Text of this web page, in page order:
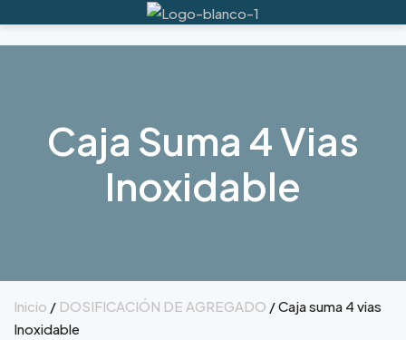
Caja Suma 4 Vias
Inoxidable
Inicio / DOSIFICACIÓN DE AGREGADO / Caja suma 4 vias
Inoxidable